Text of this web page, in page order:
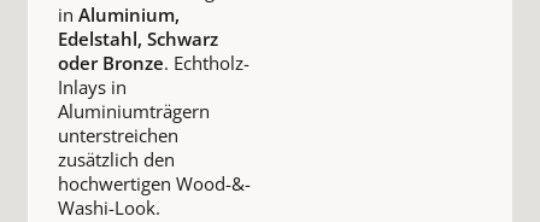
in Aluminium,
Edelstahl, Schwarz
oder Bronze. Echtholz-
Inlays in
Aluminiumträgern
unterstreichen
zusätzlich den
hochwertigen Wood-&-
Washi-Look.